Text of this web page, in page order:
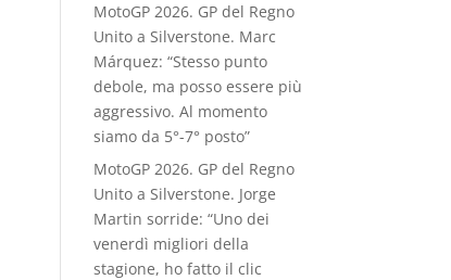
MotoGP 2026. GP del Regno
Unito a Silverstone. Marc
Márquez: “Stesso punto
debole, ma posso essere più
aggressivo. Al momento
siamo da 5°-7° posto”
MotoGP 2026. GP del Regno
Unito a Silverstone. Jorge
Martin sorride: “Uno dei
venerdì migliori della
stagione, ho fatto il clic